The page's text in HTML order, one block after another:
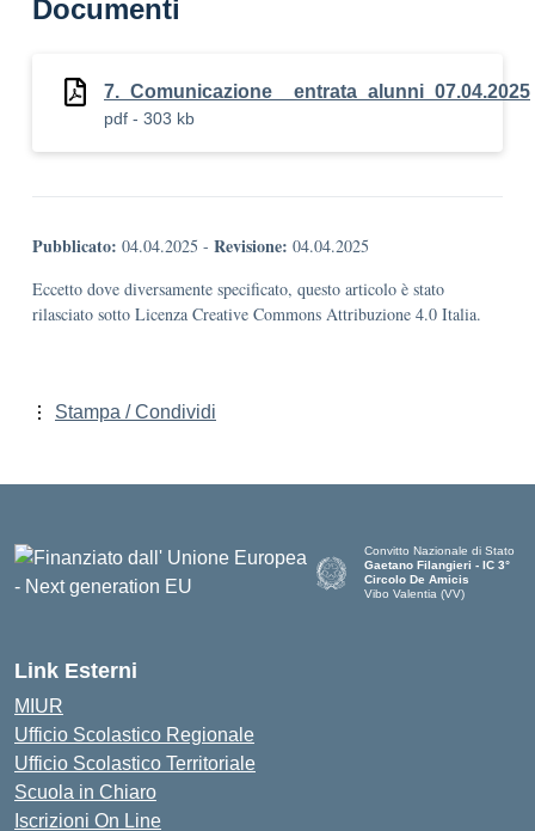
Documenti
7._Comunicazione__entrata_alunni_07.04.2025
pdf - 303 kb
Pubblicato: 04.04.2025 - Revisione: 04.04.2025
Eccetto dove diversamente specificato, questo articolo è stato
rilasciato sotto Licenza Creative Commons Attribuzione 4.0 Italia.
Stampa / Condividi
Convitto Nazionale di Stato
Gaetano Filangieri - IC 3°
Circolo De Amicis
Vibo Valentia (VV)
Link Esterni
MIUR
Ufficio Scolastico Regionale
Ufficio Scolastico Territoriale
Scuola in Chiaro
Iscrizioni On Line